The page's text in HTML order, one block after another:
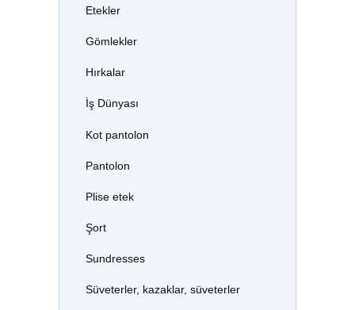
Etekler
Gömlekler
Hırkalar
İş Dünyası
Kot pantolon
Pantolon
Plise etek
Şort
Sundresses
Süveterler, kazaklar, süveterler